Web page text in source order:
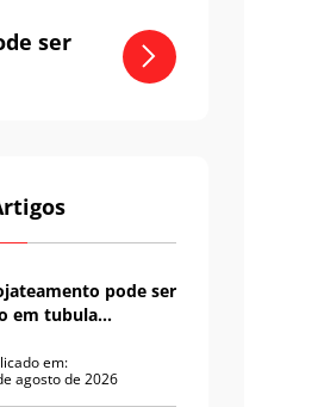
ser
pode ser
em tubula...
em:
agosto de 2026